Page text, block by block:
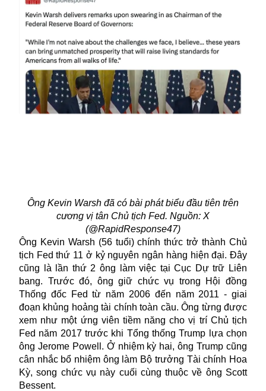
Ông Kevin Warsh đã có bài phát biểu đầu tiên trên
cương vị tân Chủ tịch Fed. Nguồn: X
(@RapidResponse47)
Ông Kevin Warsh (56 tuổi) chính thức trở thành Chủ
tịch Fed thứ 11 ở kỷ nguyên ngân hàng hiện đại. Đây
cũng là lần thứ 2 ông làm việc tại Cục Dự trữ Liên
bang. Trước đó, ông giữ chức vụ trong Hội đồng
Thống đốc Fed từ năm 2006 đến năm 2011 - giai
đoạn khủng hoảng tài chính toàn cầu. Ông từng được
xem như một ứng viên tiềm năng cho vị trí Chủ tịch
Fed năm 2017 trước khi Tổng thống Trump lựa chọn
ông Jerome Powell. Ở nhiệm kỳ hai, ông Trump cũng
cân nhắc bổ nhiệm ông làm Bộ trưởng Tài chính Hoa
Kỳ, song chức vụ này cuối cùng thuộc về ông Scott
Bessent.